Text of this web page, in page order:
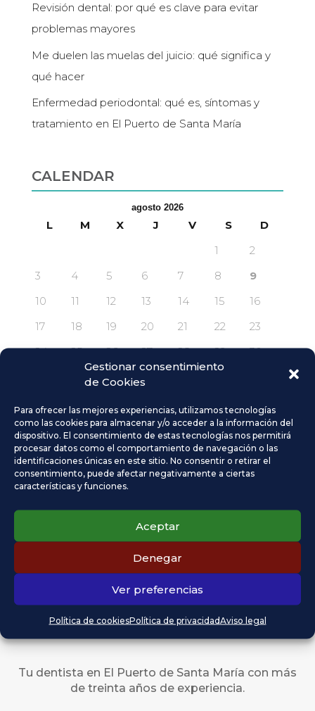
Gestionar consentimiento
de Cookies
Para ofrecer las mejores experiencias, utilizamos tecnologías
como las cookies para almacenar y/o acceder a la información del
dispositivo. El consentimiento de estas tecnologías nos permitirá
procesar datos como el comportamiento de navegación o las
identificaciones únicas en este sitio. No consentir o retirar el
consentimiento, puede afectar negativamente a ciertas
características y funciones.
Aceptar
Denegar
Ver preferencias
Política de cookiesPolítica de privacidadAviso legal
Revisión dental: por qué es clave para evitar
problemas mayores
Me duelen las muelas del juicio: qué significa y
qué hacer
Enfermedad periodontal: qué es, síntomas y
tratamiento en El Puerto de Santa María
CALENDAR
agosto 2026
L M X J V S
D
1
2
3
4 5 6 7 8
9
10
11 12 13 14 15
16
17
18 19 20 21 22
23
24
25 26 27 28 29
30
COMENTARIOS RECIENTES
Tu dentista en El Puerto de Santa María con más
de treinta años de experiencia.